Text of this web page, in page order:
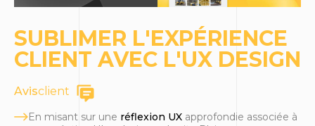
SUBLIMER L'EXPÉRIENCE
CLIENT AVEC L'UX DESIGN
Avisclient
En misant sur une réflexion UX approfondie associée à